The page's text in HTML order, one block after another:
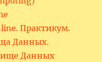
Практикум.
Данных.
Данных